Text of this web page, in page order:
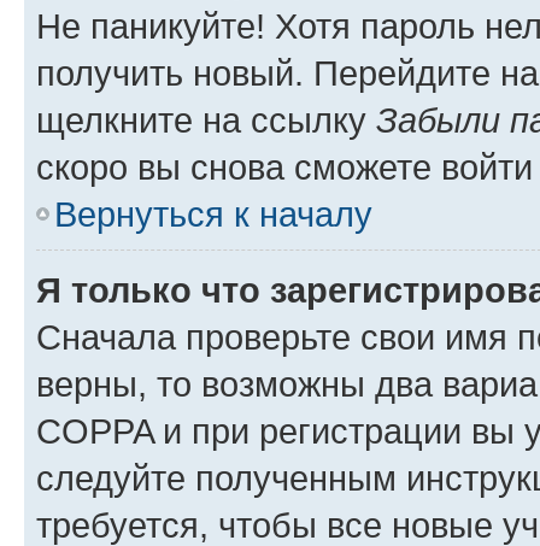
Не паникуйте! Хотя пароль
получить новый. Перейдите
щелкните на ссылку Забыли
скоро вы снова сможете
Вернуться к началу
Я только что
Сначала проверьте свои имя
верны, то возможны два
COPPA и при регистрации вы
следуйте полученным
требуется, чтобы все новые